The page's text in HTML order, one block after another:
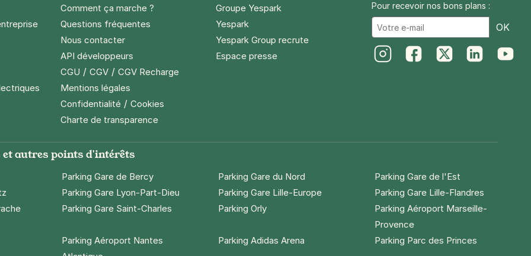
Lachaise - Gambetta
des Lilas - Saint-Fargeau
Comment ça marche ?
Questions fréquentes
Nous contacter
API développeurs
CGU / CGV/ CGV Recharge
Mentions légales
Confidentialité/ Cookies
Charte de transparence
Groupe Yespark
Yespark
Yespark Group recrute
Espace presse
Pour recevoir nos bons plans :
OK
et autres points d'intérêts
Parking Gare de Bercy Parking Gare du Nord
Parking Gare de l'Est
Parking Gare Lyon-Part-Dieu Parking Gare Lille-Europe
Parking Gare Lille-Flandres
Parking Gare Saint-Charles Parking Orly
Parking Aéroport Marseille-
Provence
Parking Aéroport Nantes
Parking Adidas Arena Parking Parc des Princes